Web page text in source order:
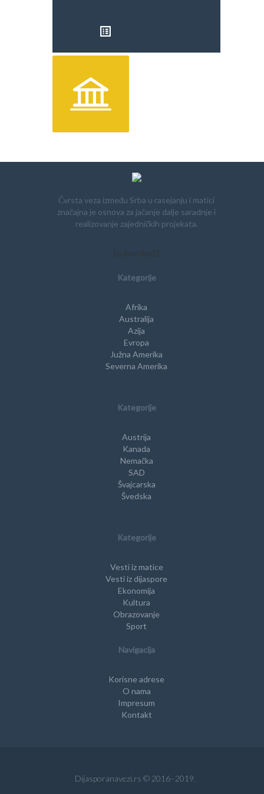
Čvrsta veza između Srba u rasejanju i matici
značajna je osnova za jačanje dalje saradnje i
realizovanje zajedničkih projekata.
[subscribe2]
Kategorije
Afrika
Australija
Azija
Evropa
Južna Amerika
Severna Amerika
Kategorije
Austrija
Kanada
Nemačka
SAD
Švajcarska
Švedska
Kategorije
Vesti iz matice
Vesti iz dijaspore
Ekonomija
Kultura
Obrazovanje
Sport
Navigacija
Korisne adrese
O nama
Impresum
Kontakt
Dijasporanavezi.rs © 2016–2019.